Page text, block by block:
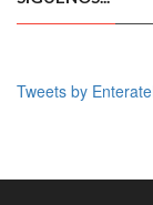
Tweets by